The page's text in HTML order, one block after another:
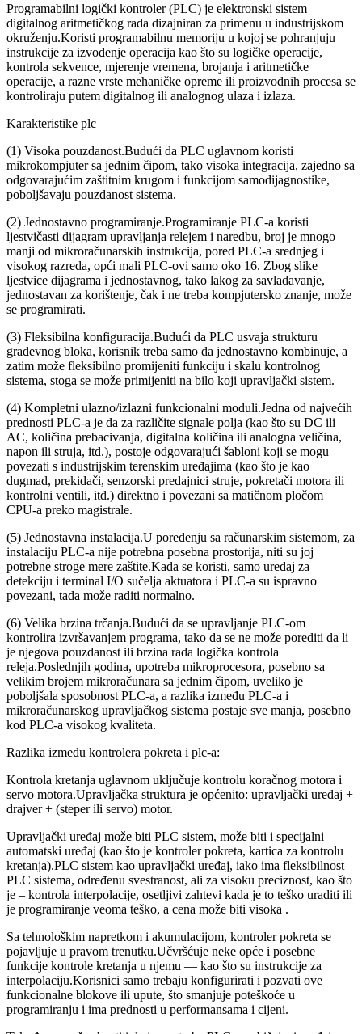
Programabilni logički kontroler (PLC) je elektronski sistem
digitalnog aritmetičkog rada dizajniran za primenu u industrijskom
okruženju.Koristi programabilnu memoriju u kojoj se pohranjuju
instrukcije za izvođenje operacija kao što su logičke operacije,
kontrola sekvence, mjerenje vremena, brojanja i aritmetičke
operacije, a razne vrste mehaničke opreme ili proizvodnih procesa se
kontroliraju putem digitalnog ili analognog ulaza i izlaza.
Karakteristike plc
(1) Visoka pouzdanost.Budući da PLC uglavnom koristi
mikrokompjuter sa jednim čipom, tako visoka integracija, zajedno sa
odgovarajućim zaštitnim krugom i funkcijom samodijagnostike,
poboljšavaju pouzdanost sistema.
(2) Jednostavno programiranje.Programiranje PLC-a koristi
ljestvičasti dijagram upravljanja relejem i naredbu, broj je mnogo
manji od mikroračunarskih instrukcija, pored PLC-a srednjeg i
visokog razreda, opći mali PLC-ovi samo oko 16. Zbog slike
ljestvice dijagrama i jednostavnog, tako lakog za savladavanje,
jednostavan za korištenje, čak i ne treba kompjutersko znanje, može
se programirati.
(3) Fleksibilna konfiguracija.Budući da PLC usvaja strukturu
građevnog bloka, korisnik treba samo da jednostavno kombinuje, a
zatim može fleksibilno promijeniti funkciju i skalu kontrolnog
sistema, stoga se može primijeniti na bilo koji upravljački sistem.
(4) Kompletni ulazno/izlazni funkcionalni moduli.Jedna od najvećih
prednosti PLC-a je da za različite signale polja (kao što su DC ili
AC, količina prebacivanja, digitalna količina ili analogna veličina,
napon ili struja, itd.), postoje odgovarajući šabloni koji se mogu
povezati s industrijskim terenskim uređajima (kao što je kao
dugmad, prekidači, senzorski predajnici struje, pokretači motora ili
kontrolni ventili, itd.) direktno i povezani sa matičnom pločom
CPU-a preko magistrale.
(5) Jednostavna instalacija.U poređenju sa računarskim sistemom, za
instalaciju PLC-a nije potrebna posebna prostorija, niti su joj
potrebne stroge mere zaštite.Kada se koristi, samo uređaj za
detekciju i terminal I/O sučelja aktuatora i PLC-a su ispravno
povezani, tada može raditi normalno.
(6) Velika brzina trčanja.Budući da se upravljanje PLC-om
kontrolira izvršavanjem programa, tako da se ne može porediti da li
je njegova pouzdanost ili brzina rada logička kontrola
releja.Poslednjih godina, upotreba mikroprocesora, posebno sa
velikim brojem mikroračunara sa jednim čipom, uveliko je
poboljšala sposobnost PLC-a, a razlika između PLC-a i
mikroračunarskog upravljačkog sistema postaje sve manja, posebno
kod PLC-a visokog kvaliteta.
Razlika između kontrolera pokreta i plc-a:
Kontrola kretanja uglavnom uključuje kontrolu koračnog motora i
servo motora.Upravljačka struktura je općenito: upravljački uređaj +
drajver + (steper ili servo) motor.
Upravljački uređaj može biti PLC sistem, može biti i specijalni
automatski uređaj (kao što je kontroler pokreta, kartica za kontrolu
kretanja).PLC sistem kao upravljački uređaj, iako ima fleksibilnost
PLC sistema, određenu svestranost, ali za visoku preciznost, kao što
je – kontrola interpolacije, osetljivi zahtevi kada je to teško uraditi ili
je programiranje veoma teško, a cena može biti visoka .
Sa tehnološkim napretkom i akumulacijom, kontroler pokreta se
pojavljuje u pravom trenutku.Učvršćuje neke opće i posebne
funkcije kontrole kretanja u njemu — kao što su instrukcije za
interpolaciju.Korisnici samo trebaju konfigurirati i pozvati ove
funkcionalne blokove ili upute, što smanjuje poteškoće u
programiranju i ima prednosti u performansama i cijeni.